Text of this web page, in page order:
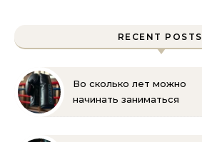
RECENT POSTS
Во сколько лет можно
начинать заниматься